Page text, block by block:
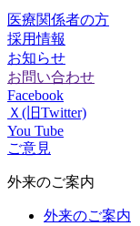
医療関係者の方
採用情報
お知らせ
お問い合わせ
Facebook
Ｘ(旧Twitter)
You Tube
ご意見
外来のご案内
外来のご案内